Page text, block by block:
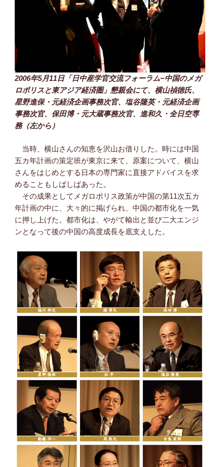
2006年5月11日「日中産学官交流フォーラム−中国のメガ
ロポリスと東アジア経済圏」懇親会にて、横山禎徳氏、
星野進保・元経済企画事務次官、塩谷隆英・元経済企画
事務次官、保田博・元大蔵事務次官、進和久・全日空専
務（左から）
当時、横山さんの知恵を沢山お借りした。時には中国
五カ年計画の策定班が東京に来て、原案について、横山
さんをはじめとする日本の専門家に直接アドバイスを求
めることもしばしばあった。
その成果としてメガロポリス政策が中国の第11次五カ
年計画の中に、大々的に掲げられ、中国の都市化を一気
に押し上げた。都市化は、やがて輸出と並び二大エンジ
ンとなって後の中国の高度成長を底支えした。